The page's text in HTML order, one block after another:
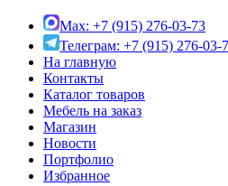
Max: +7 (915) 276-03-73
Телеграм: +7 (915) 276-03-
На главную
Контакты
Каталог товаров
Мебель на заказ
Магазин
Новости
Портфолио
Избранное